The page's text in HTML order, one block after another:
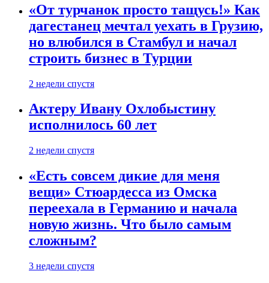
«От турчанок просто тащусь!» Как
дагестанец мечтал уехать в Грузию,
но влюбился в Стамбул и начал
строить бизнес в Турции
2 недели спустя
Актеру Ивану Охлобыстину
исполнилось 60 лет
2 недели спустя
«Есть совсем дикие для меня
вещи» Стюардесса из Омска
переехала в Германию и начала
новую жизнь. Что было самым
сложным?
3 недели спустя